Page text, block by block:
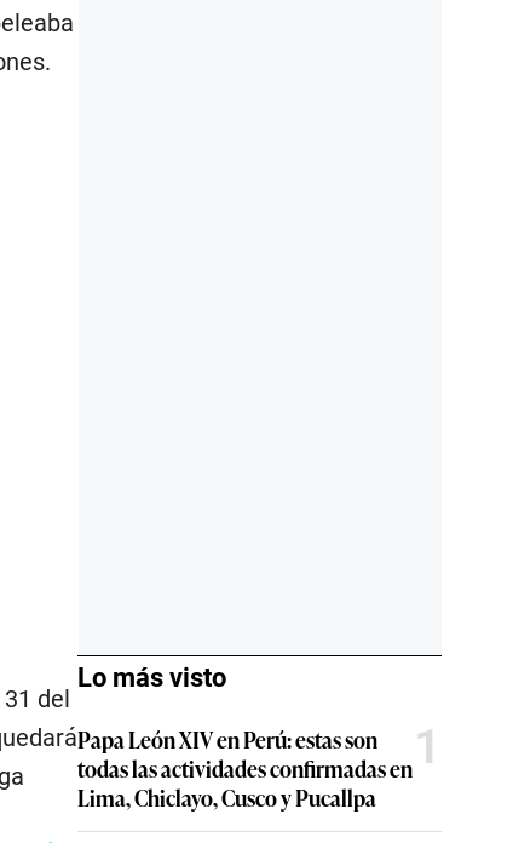
del
Lo más visto
Papa León XIV en Perú: estas son
todas las actividades confirmadas en
Lima, Chiclayo, Cusco y Pucallpa
1